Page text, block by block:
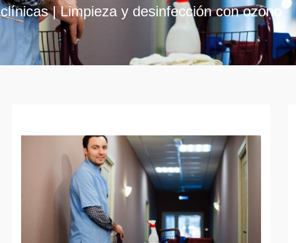
clínicas | Limpieza y desinfección con ozono